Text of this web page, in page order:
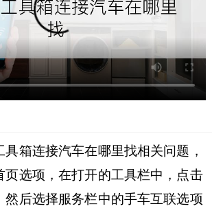
箱连接汽车在哪里找相关问题，
页选项，在打开的工具栏中，点击
然后选择服务栏中的手车互联选项